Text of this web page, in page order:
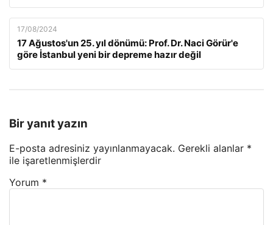
17/08/2024
17 Ağustos'un 25. yıl dönümü: Prof. Dr. Naci Görür'e
göre İstanbul yeni bir depreme hazır değil
Bir yanıt yazın
E-posta adresiniz yayınlanmayacak. Gerekli alanlar *
ile işaretlenmişlerdir
Yorum *